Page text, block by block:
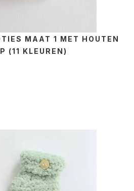
MAAT 1 MET HOUTEN
(11 KLEUREN)